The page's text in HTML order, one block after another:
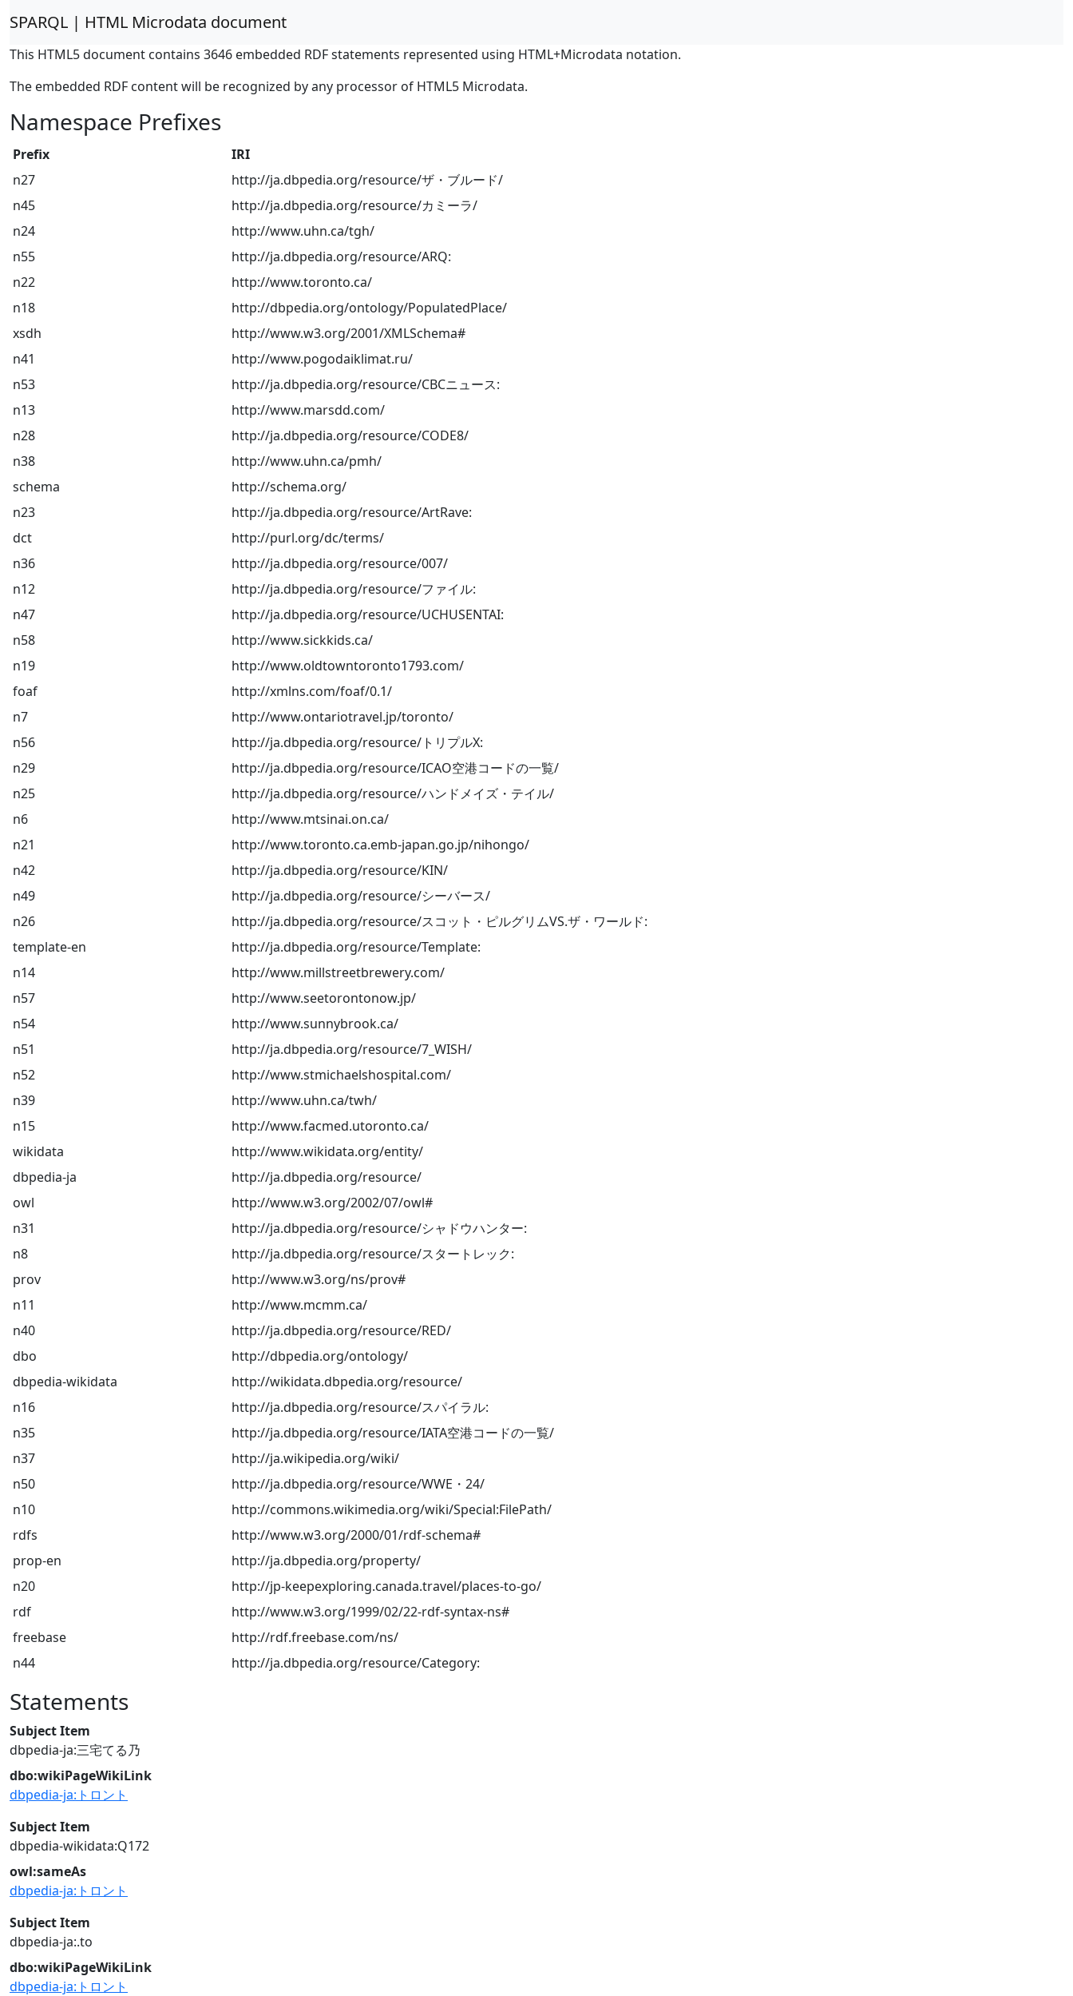
SPARQL | HTML Microdata document
This HTML5 document contains 3646 embedded RDF statements represented using HTML+Microdata notation.
The embedded RDF content will be recognized by any processor of HTML5 Microdata.
Namespace Prefixes
Prefix
IRI
n27
http://ja.dbpedia.org/resource/ザ・ブルード/
n45
http://ja.dbpedia.org/resource/カミーラ/
n24
http://www.uhn.ca/tgh/
n55
http://ja.dbpedia.org/resource/ARQ:
n22
http://www.toronto.ca/
n18
http://dbpedia.org/ontology/PopulatedPlace/
xsdh
http://www.w3.org/2001/XMLSchema#
n41
http://www.pogodaiklimat.ru/
n53
http://ja.dbpedia.org/resource/CBCニュース:
n13
http://www.marsdd.com/
n28
http://ja.dbpedia.org/resource/CODE8/
n38
http://www.uhn.ca/pmh/
schema
http://schema.org/
n23
http://ja.dbpedia.org/resource/ArtRave:
dct
http://purl.org/dc/terms/
n36
http://ja.dbpedia.org/resource/007/
n12
http://ja.dbpedia.org/resource/ファイル:
n47
http://ja.dbpedia.org/resource/UCHUSENTAI:
n58
http://www.sickkids.ca/
n19
http://www.oldtowntoronto1793.com/
foaf
http://xmlns.com/foaf/0.1/
n7
http://www.ontariotravel.jp/toronto/
n56
http://ja.dbpedia.org/resource/トリプルX:
n29
http://ja.dbpedia.org/resource/ICAO空港コードの一覧/
n25
http://ja.dbpedia.org/resource/ハンドメイズ・テイル/
n6
http://www.mtsinai.on.ca/
n21
http://www.toronto.ca.emb-japan.go.jp/nihongo/
n42
http://ja.dbpedia.org/resource/KIN/
n49
http://ja.dbpedia.org/resource/シーバース/
n26
http://ja.dbpedia.org/resource/スコット・ピルグリムVS.ザ・ワールド:
template-en
http://ja.dbpedia.org/resource/Template:
n14
http://www.millstreetbrewery.com/
n57
http://www.seetorontonow.jp/
n54
http://www.sunnybrook.ca/
n51
http://ja.dbpedia.org/resource/7_WISH/
n52
http://www.stmichaelshospital.com/
n39
http://www.uhn.ca/twh/
n15
http://www.facmed.utoronto.ca/
wikidata
http://www.wikidata.org/entity/
dbpedia-ja
http://ja.dbpedia.org/resource/
owl
http://www.w3.org/2002/07/owl#
n31
http://ja.dbpedia.org/resource/シャドウハンター:
n8
http://ja.dbpedia.org/resource/スタートレック:
prov
http://www.w3.org/ns/prov#
n11
http://www.mcmm.ca/
n40
http://ja.dbpedia.org/resource/RED/
dbo
http://dbpedia.org/ontology/
dbpedia-wikidata
http://wikidata.dbpedia.org/resource/
n16
http://ja.dbpedia.org/resource/スパイラル:
n35
http://ja.dbpedia.org/resource/IATA空港コードの一覧/
n37
http://ja.wikipedia.org/wiki/
n50
http://ja.dbpedia.org/resource/WWE・24/
n10
http://commons.wikimedia.org/wiki/Special:FilePath/
rdfs
http://www.w3.org/2000/01/rdf-schema#
prop-en
http://ja.dbpedia.org/property/
n20
http://jp-keepexploring.canada.travel/places-to-go/
rdf
http://www.w3.org/1999/02/22-rdf-syntax-ns#
freebase
http://rdf.freebase.com/ns/
n44
http://ja.dbpedia.org/resource/Category:
Statements
Subject Item
dbpedia-ja:三宅てる乃
dbo:wikiPageWikiLink
dbpedia-ja:トロント
Subject Item
dbpedia-wikidata:Q172
owl:sameAs
dbpedia-ja:トロント
Subject Item
dbpedia-ja:.to
dbo:wikiPageWikiLink
dbpedia-ja:トロント